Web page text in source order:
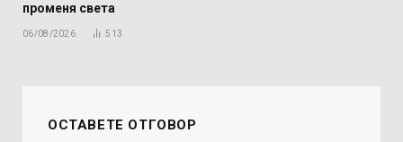
променя света
06/08/2026 513
ОСТАВЕТЕ ОТГОВОР